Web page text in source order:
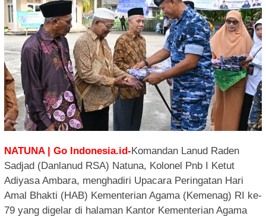
NATUNA | Go Indonesia.id-Komandan Lanud Raden
Sadjad (Danlanud RSA) Natuna, Kolonel Pnb I Ketut
Adiyasa Ambara, menghadiri Upacara Peringatan Hari
Amal Bhakti (HAB) Kementerian Agama (Kemenag) RI ke-
79 yang digelar di halaman Kantor Kementerian Agama